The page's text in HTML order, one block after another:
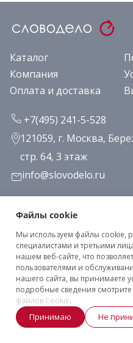
Каталог
Компания
Оплата и доставка
+7(495) 241-5-528
121059, г. Москва,
стр. 64, 3 этаж
info@slovodelo.ru
Заказать звонок
Подписаться на
Клиентское соглашение
Политика
2026 © «Словодело». Все
Файлы cookie
Мы используем файлы cookie,
специалистами и третьими
нашем веб-сайте, что
пользователями и
нашего сайта, вы принимаете
подробные сведения
файлов Cookie.
Принимаю Не